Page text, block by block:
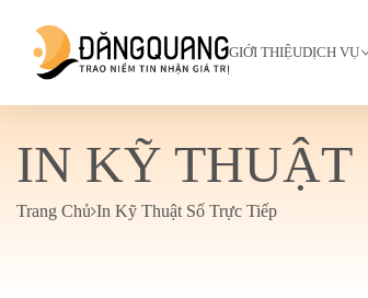
GIỚI THIỆUDỊCH VỤ
IN KỸ THUẬT
Trang Chủ In Kỹ Thuật Số Trực Tiếp